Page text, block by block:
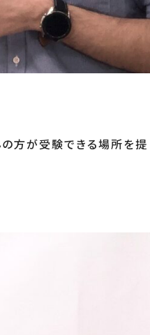
の方が受験できる場所を提